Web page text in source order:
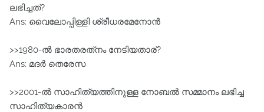
ലഭിച്ചത്?
Ans: വൈലോപ്പിള്ളി ശ്രീധരമേനോന്‍
>>1980-ല്‍ ഭാരതരത്‌നം നേടിയതാര്?
Ans: മദര്‍ തെരേസ
>>2001-ല്‍ സാഹിത്യത്തിനുള്ള നോബല്‍ സമ്മാനം ലഭിച്ച
സാഹിത്യകാരന്‍